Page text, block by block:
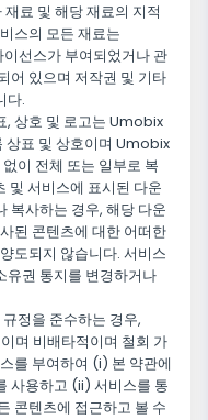
료 및 해당 재료의 지적
스의 모든 재료는
선스가 부여되었거나 관
어 있으며 저작권 및 기타
다.
, 상호 및 로고는 Umobix
상표 및 상호이며 Umobix
이 전체 또는 일부로 복
및 서비스에 표시된 다운
복사하는 경우, 해당 다운
된 콘텐츠에 대한 어떠한
도되지 않습니다. 서비스
유권 통지를 변경하거나
규정을 준수하는 경우,
며 비배타적이며 철회 가
를 부여하여 (i) 본 약관에
사용하고 (ii) 서비스를 통
콘텐츠에 접근하고 볼 수